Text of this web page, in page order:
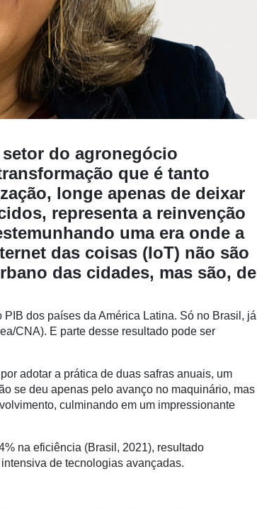
do agronegócio
que é tanto
longe apenas de deixar
representa a reinvenção
uma era onde a
das coisas (IoT) não são
das cidades, mas são, de
dos países da América Latina. Só no Brasil, já
CNA). E parte desse resultado pode ser
adotar a prática de duas safras anuais, um
se deu apenas pelo avanço no maquinário, mas
culminando em um impressionante
na eficiência (Brasil, 2021), resultado
de tecnologias avançadas.